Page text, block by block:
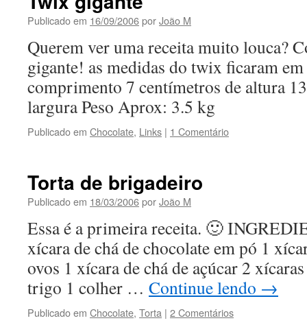
Publicado em 16/09/2006porJoão M
Querem ver uma receita muito louca?
gigante! as medidas do twix ficaram
comprimento 7 centímetros de altura
largura Peso Aprox: 3.5 kg
Publicado em Chocolate, Links | 1 Comentário
Torta de brigadeiro
Publicado em 18/03/2006porJoão M
Essa é a primeira receita. 🙂
xícara de chá de chocolate em pó 1
ovos 1 xícara de chá de açúcar 2
trigo 1 colher … Continue lendo →
Publicado em Chocolate, Torta | 2 Comentários